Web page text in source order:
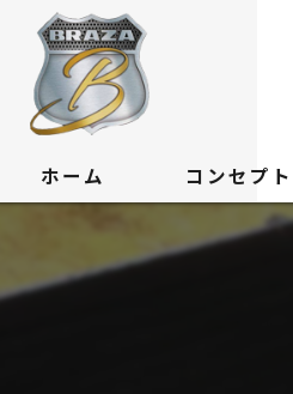
ホーム コンセプト